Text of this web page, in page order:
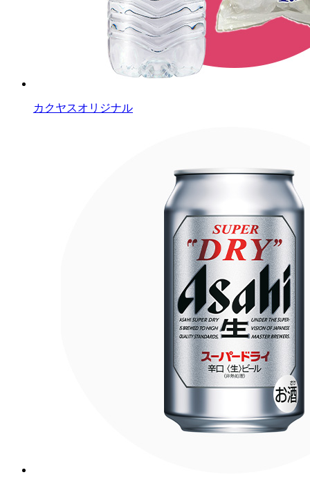
カクヤスオリジナル